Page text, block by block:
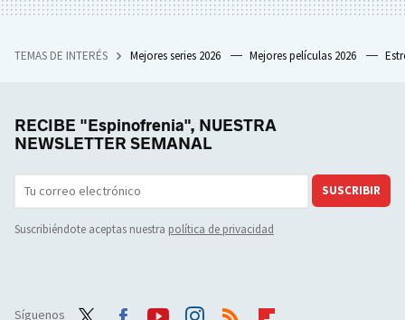
TEMAS DE INTERÉS Mejores series 2026 Mejores películas 2026
RECIBE "Espinofrenia", NUESTRA
NEWSLETTER SEMANAL
SUSCRIBIR
Suscribiéndote aceptas nuestra política de privacidad
Síguenos